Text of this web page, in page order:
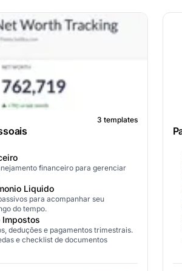
3 templates
financeiro para gerenciar
Liquido
para acompanhar seu
do tempo.
Impostos
deduções e pagamentos trimestrais.
e checklist de documentos